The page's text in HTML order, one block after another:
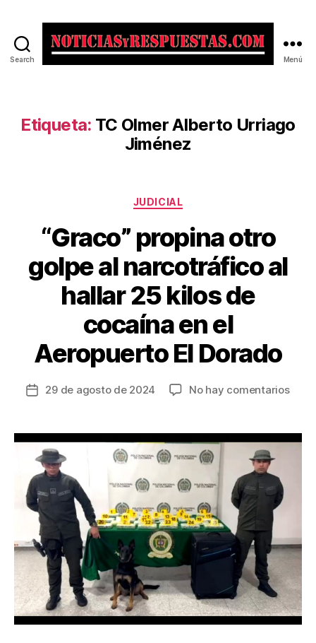
Search Menú
Etiqueta: TC Olmer Alberto Urriago
Jiménez
Categorías
JUDICIAL
“Graco” propina otro
golpe al narcotráfico al
hallar 25 kilos de
cocaína en el
Aeropuerto El Dorado
Fecha
entrada
29 de agosto de 2024 No hay comentariosen
otro
kilos
de
en
el